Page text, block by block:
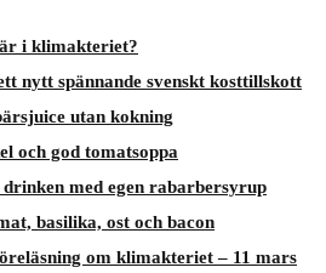
i klimakteriet?
nytt spännande svenskt kosttillskott
utan kokning
och god tomatsoppa
med egen rabarbersyrup
basilika, ost och bacon
om klimakteriet – 11 mars